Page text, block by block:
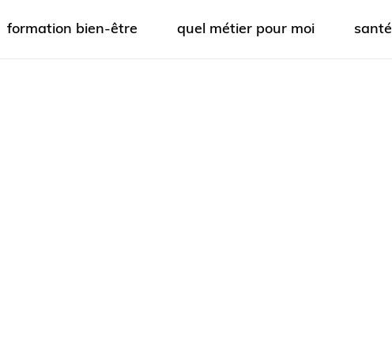
formation bien-être quel métier pour moi santé